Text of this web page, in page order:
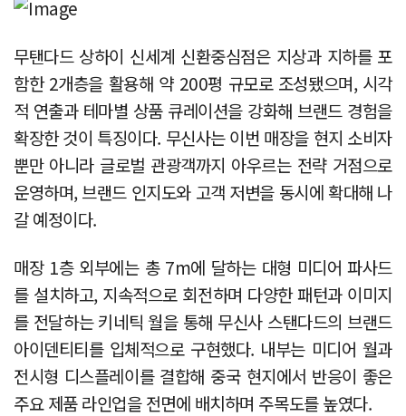
무탠다드 상하이 신세계 신환중심점은 지상과 지하를 포
함한 2개층을 활용해 약 200평 규모로 조성됐으며, 시각
적 연출과 테마별 상품 큐레이션을 강화해 브랜드 경험을
확장한 것이 특징이다. 무신사는 이번 매장을 현지 소비자
뿐만 아니라 글로벌 관광객까지 아우르는 전략 거점으로
운영하며, 브랜드 인지도와 고객 저변을 동시에 확대해 나
갈 예정이다.
매장 1층 외부에는 총 7m에 달하는 대형 미디어 파사드
를 설치하고, 지속적으로 회전하며 다양한 패턴과 이미지
를 전달하는 키네틱 월을 통해 무신사 스탠다드의 브랜드
아이덴티티를 입체적으로 구현했다. 내부는 미디어 월과
전시형 디스플레이를 결합해 중국 현지에서 반응이 좋은
주요 제품 라인업을 전면에 배치하며 주목도를 높였다.